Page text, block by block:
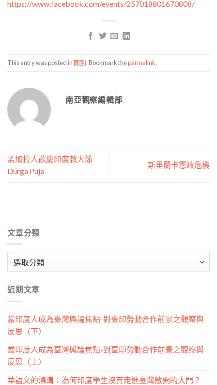
https://www.facebook.com/events/257018801670808/
This entry was posted in 國別. Bookmark thepermalink.
南亞觀察編輯部
孟加拉人歡慶印度教大節
Durga Puja
斯里蘭卡憲政危機
文章分類
章
類
近期文章
當印度人成為臺灣輿論焦點-對臺印勞動合作前景之觀察與
反思（下）
當印度人成為臺灣輿論焦點-對臺印勞動合作前景之觀察與
反思（上）
華語文的鴻溝：為何印度學生沒有走進臺灣敞開的大門？